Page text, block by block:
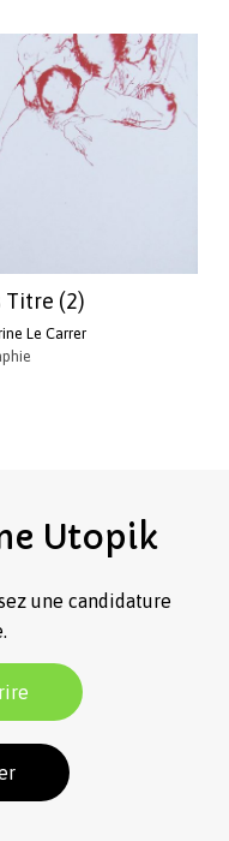
Titre (2)
Le Carrer
Utopik
une candidature